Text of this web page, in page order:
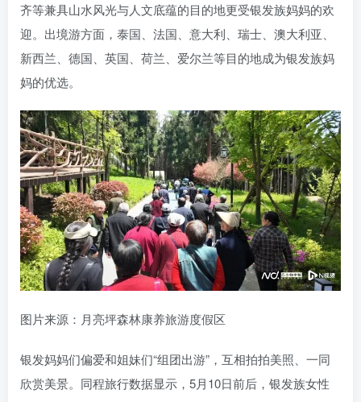
齐等兼具山水风光与人文底蕴的目的地更受银发族妈妈的欢
迎。出境游方面，泰国、法国、意大利、瑞士、澳大利亚、
新西兰、德国、英国、荷兰、爱尔兰等目的地成为银发族妈
妈的优选。
图片来源：月亮坪森林康养旅游度假区
银发妈妈们偏爱和姐妹们“组团出游”，互相拍拍美照、一同
欣赏美景。同程旅行数据显示，5月10日前后，银发族女性